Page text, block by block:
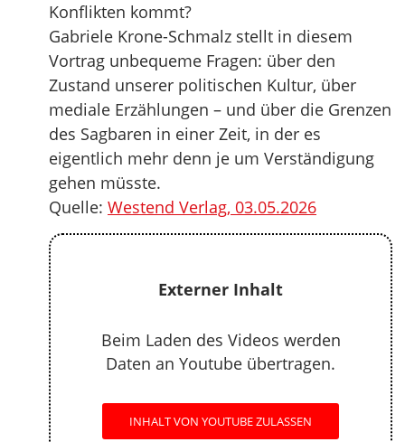
Konflikten kommt?
Gabriele Krone-Schmalz stellt in diesem
Vortrag unbequeme Fragen: über den
Zustand unserer politischen Kultur, über
mediale Erzählungen – und über die Grenzen
des Sagbaren in einer Zeit, in der es
eigentlich mehr denn je um Verständigung
gehen müsste.
Quelle: Westend Verlag, 03.05.2026
Externer Inhalt
Beim Laden des Videos werden
Daten an Youtube übertragen.
INHALT VON YOUTUBE ZULASSEN